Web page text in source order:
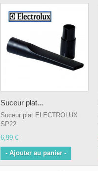
Suceur plat...
Suceur plat ELECTROLUX
SP22
6,99 €
- Ajouter au panier -